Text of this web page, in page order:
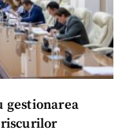
gestionarea